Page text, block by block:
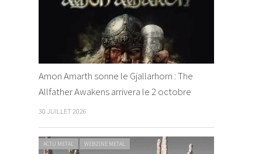
Amon Amarth sonne le Gjallarhorn : The
Allfather Awakens arrivera le 2 octobre
30 JUILLET 2026
ACTU METAL WEBZINE METAL